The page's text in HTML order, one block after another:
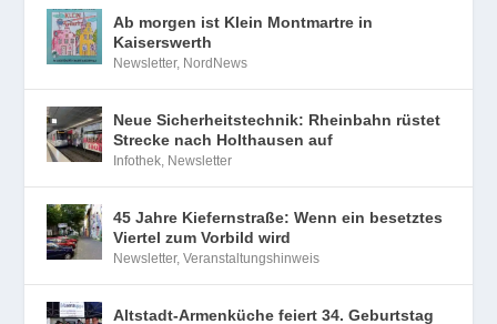
Ab morgen ist Klein Montmartre in
Kaiserswerth
Newsletter, NordNews
Neue Sicherheitstechnik: Rheinbahn rüstet
Strecke nach Holthausen auf
Infothek Newsletter
45 Jahre Kiefernstraße: Wenn ein besetztes
Viertel zum Vorbild wird
Newsletter,Veranstaltungshinweis
Altstadt-Armenküche feiert 34. Geburtstag